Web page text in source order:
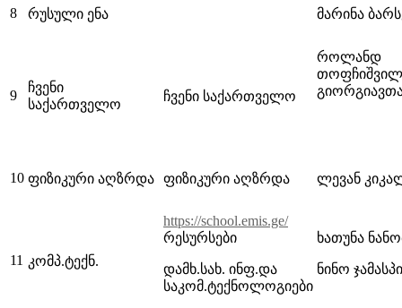
8 რუსული ენა
მარინა
9
ჩვენი
საქართველო
ჩვენი საქართველო
როლანდ
10 ფიზიკური აღზრდა ფიზიკური აღზრდა ლევან
11 კომპ.ტექნ.
https://school.emis.ge/
რესურსები
დამხ.სახ. ინფ.და
საკომ.ტექნოლოგიები
ხათუნა
ნინო